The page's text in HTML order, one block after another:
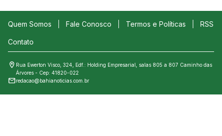
Quem Somos Fale Conosco Termos e Políticas RSS
Contato
Rua Ewerton Visco, 324, Edf.: Holding Empresarial, salas 805 a 807 Caminho das
Árvores - Cep: 41820-022
redacao@bahianoticias.com.br